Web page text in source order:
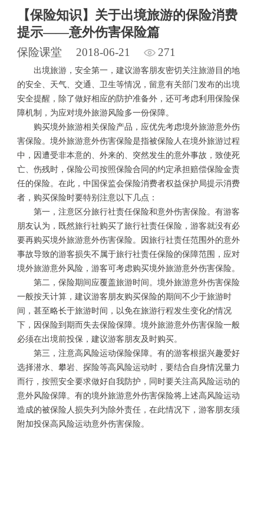
【保险知识】关于出境旅游的保险消费
提示——意外伤害保险篇
保险课堂 2018-06-21 271
出境旅游，安全第一，建议游客朋友密切关注旅游目的地
的安全、天气、交通、卫生等情况，留意有关部门发布的出境
安全提醒，除了做好相应的防护准备外，还可考虑利用保险保
障机制，为应对境外旅游风险多一份保障。
购买境外旅游相关保险产品，应优先考虑境外旅游意外伤
害保险。境外旅游意外伤害保险是指被保险人在境外旅游过程
中，因遭受非本意的、外来的、突然发生的意外事故，致使死
亡、伤残时，保险公司按照保险合同的约定承担赔偿保险金责
任的保险。在此，中国保监会保险消费者权益保护局提示消费
者，购买保险时要特别注意以下几点：
第一，注意区分旅行社责任保险和意外伤害保险。有游客
朋友认为，既然旅行社购买了旅行社责任保险，游客就没有必
要再购买境外旅游意外伤害保险。因旅行社责任范围外的意外
事故导致的游客损失不属于旅行社责任保险的保障范围，应对
境外旅游意外风险，游客可考虑购买境外旅游意外伤害保险。
第二，保险期间应覆盖旅游时间。境外旅游意外伤害保险
一般按天计算，建议游客朋友购买保险的期间不少于旅游时
间，甚至略长于旅游时间，以免在旅游行程发生变化的情况
下，因保险到期而失去保险保障。境外旅游意外伤害保险一般
必须在出境前投保，建议游客朋友及时购买。
第三，注意高风险运动保险保障。有的游客根据兴趣爱好
选择潜水、攀岩、探险等高风险运动时，要结合自身情况量力
而行，按照安全要求做好自我防护，同时要关注高风险运动的
意外风险保障。有的境外旅游意外伤害保险将上述高风险运动
造成的被保险人损失列为除外责任，在此情况下，游客朋友须
附加投保高风险运动意外伤害保险。